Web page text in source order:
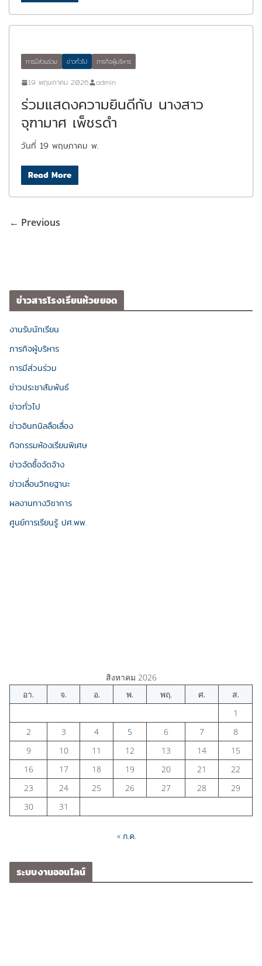
การมีส่วนร่วม ข่าวทั่วไป ภารกิจผู้บริหาร
19 พฤษภาคม 2026 admin
ร่วมแสดงความยินดีกับ นางสาว
จุฑามาศ เพ็ชรดำ
วันที่ 19 พฤษภาคม พ.
Read More
← Previous
ข่าวสารโรงเรียนห้วยยอด
งานรับนักเรียน
ภารกิจผู้บริหาร
การมีส่วนร่วม
ข่าวประชาสัมพันธ์
ข่าวทั่วไป
ข่าวอินทนิลลือเลื่อง
กิจกรรมห้องเรียนพิเศษ
ข่าวจัดซื้อจัดจ้าง
ข่าวเลื่อนวิทยฐานะ
ผลงานทางวิชาการ
ศูนย์การเรียนรู้ ปศ.พพ.
สิงหาคม 2026
อา.
จ. อ. พ. พฤ. ศ.
ส.
1
2
3 4 5 6 7
8
9
10 11 12 13 14
15
16
17 18 19 20 21
22
23
24 25 26 27 28
29
30
31
« ก.ค.
ระบบงานออนไลน์